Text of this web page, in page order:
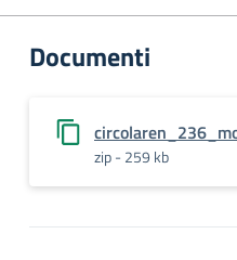
Documenti
zip - 259 kb